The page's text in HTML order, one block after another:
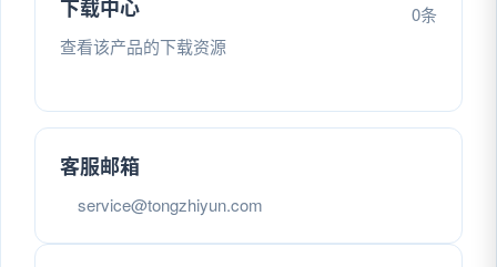
下载中心
0条
查看该产品的下载资源
客服邮箱
service@tongzhiyun.com